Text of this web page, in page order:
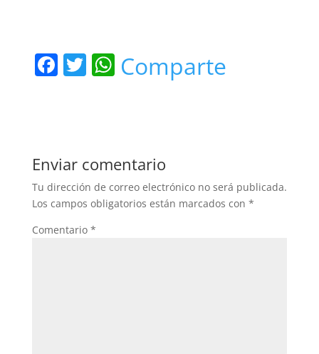
F
b
o
o
k
T W
A
p
p
Comparte
Enviar comentario
Tu dirección de correo electrónico no será publicada.
Los campos obligatorios están marcados con *
Comentario *